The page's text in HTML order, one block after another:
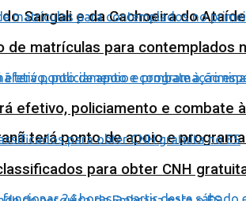
Sangali e da Cachoeira do
terá ponto de apoio e
de matrículas para contemplados
efetivo, policiamento e combate
para obter CNH